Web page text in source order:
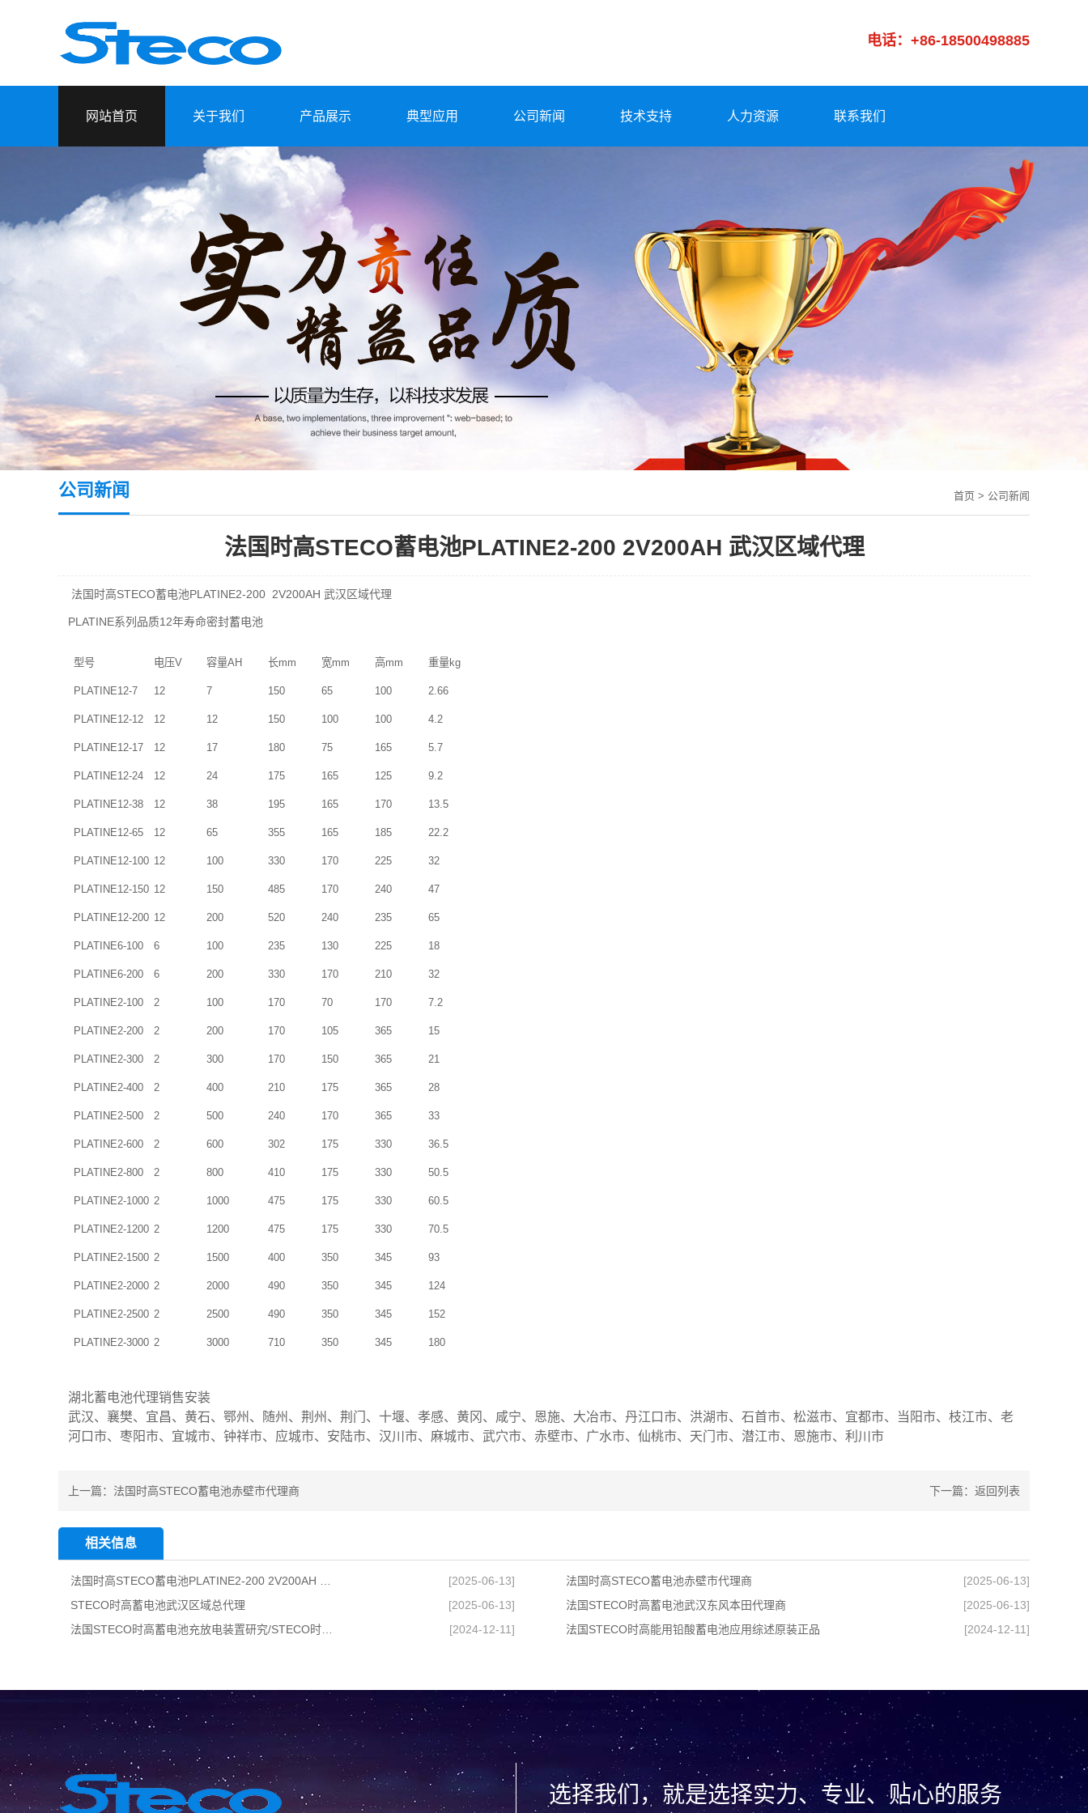
电话：+86-18500498885
网站首页 关于我们 产品展示 典型应用 公司新闻 技术支持 人力资源 联系我们
公司新闻 首页 > 公司新闻
法国时高STECO蓄电池PLATINE2-200 2V200AH 武汉区域代理
法国时高STECO蓄电池PLATINE2-200 2V200AH 武汉区域代理
PLATINE系列品质12年寿命密封蓄电池
型号 电压V 容量AH 长mm 宽mm 高mm 重量kg
PLATINE12-7 12 7 150 65 100 2.66
PLATINE12-12 12 12 150 100 100 4.2
PLATINE12-17 12 17 180 75 165 5.7
PLATINE12-24 12 24 175 165 125 9.2
PLATINE12-38 12 38 195 165 170 13.5
PLATINE12-65 12 65 355 165 185 22.2
PLATINE12-100 12 100 330 170 225 32
PLATINE12-150 12 150 485 170 240 47
PLATINE12-200 12 200 520 240 235 65
PLATINE6-100 6 100 235 130 225 18
PLATINE6-200 6 200 330 170 210 32
PLATINE2-100 2 100 170 70 170 7.2
PLATINE2-200 2 200 170 105 365 15
PLATINE2-300 2 300 170 150 365 21
PLATINE2-400 2 400 210 175 365 28
PLATINE2-500 2 500 240 170 365 33
PLATINE2-600 2 600 302 175 330 36.5
PLATINE2-800 2 800 410 175 330 50.5
PLATINE2-1000 2 1000 475 175 330 60.5
PLATINE2-1200 2 1200 475 175 330 70.5
PLATINE2-1500 2 1500 400 350 345 93
PLATINE2-2000 2 2000 490 350 345 124
PLATINE2-2500 2 2500 490 350 345 152
PLATINE2-3000 2 3000 710 350 345 180
湖北蓄电池代理销售安装
武汉、襄樊、宜昌、黄石、鄂州、随州、荆州、荆门、十堰、孝感、黄冈、咸宁、恩施、大冶市、丹江口市、洪湖市、石首市、松滋市、宜都市、当阳市、枝江市、老
河口市、枣阳市、宜城市、钟祥市、应城市、安陆市、汉川市、麻城市、武穴市、赤壁市、广水市、仙桃市、天门市、潜江市、恩施市、利川市
上一篇： 法国时高STECO蓄电池赤壁市代理商 下一篇： 返回列表
相关信息
[2025-06-13] 法国时高STECO蓄电池赤壁市代理商
[2025-06-13]
STECO时高蓄电池武汉区域总代理
[2025-06-13] 法国STECO时高蓄电池武汉东风本田代理商
[2025-06-13]
[2024-12-11] 法国STECO时高能用铅酸蓄电池应用综述原装正品 [2024-12-11]
选择我们，就是选择实力、专业、贴心的服务